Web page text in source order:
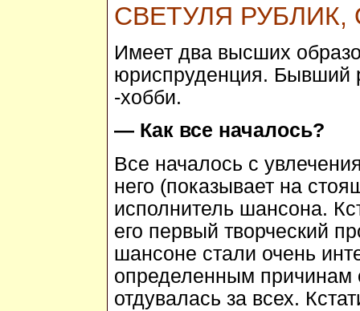
СВЕТУЛЯ
Имеет два высших
юриспруденция. Бывший
-хобби.
— Как все началось?
Все началось с
него (показывает на
исполнитель шансона.
его первый творческий
шансоне стали очень
определенным причинам
отдувалась за всех.